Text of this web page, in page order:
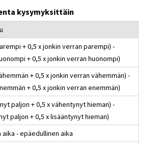
kysymyksittäin
+ 0,5 x jonkin verran parempi) -
+ 0,5 x jonkin verran huonompi)
+ 0,5 x jonkin verran vähemmän) -
+ 0,5 x jonkin verran enemmän)
paljon + 0,5 x vähentynyt hieman) -
paljon + 0,5 x lisääntynyt hieman)
aika - epäedullinen aika